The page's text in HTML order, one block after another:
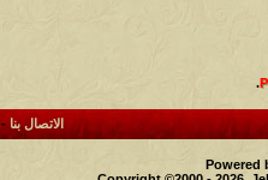
.
الاتصال بنا-
Powered